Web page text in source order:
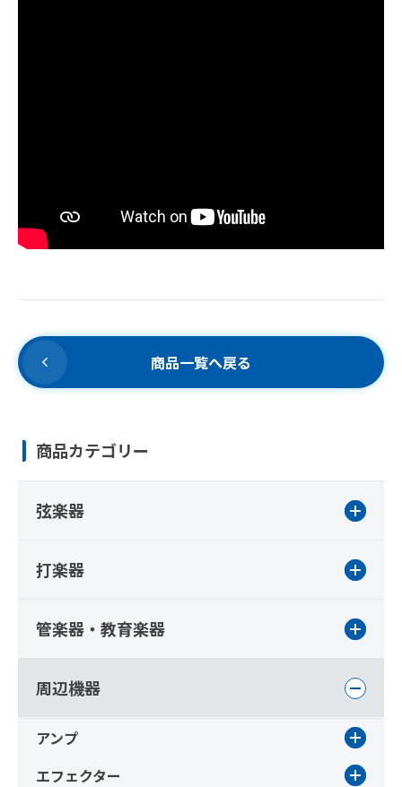
商品一覧へ戻る
商品カテゴリー
弦楽器
打楽器
管楽器・教育楽器
周辺機器
アンプ
エフェクター